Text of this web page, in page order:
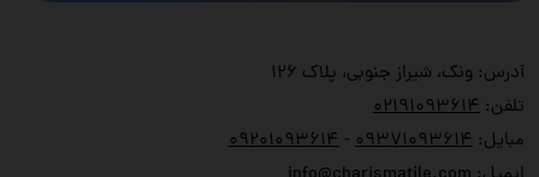
آدرس: ونک، شیراز جنوبی، پلاک ۱۲۶
تلفن:
۰۲۱۹۱۰۹۳۶۱۴
مبایل:
۰۹۳۷۱۰۹۳۶۱۴ - ۰۹۲۰۱۰۹۳۶۱۴